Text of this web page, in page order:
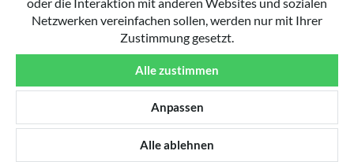
Copyright 2026 by tavato GmbH
Netzwerken vereinfachen sollen, werden nur mit Ihrer
Zustimmung gesetzt.